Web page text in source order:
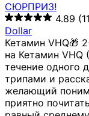
СЮРПРИЗ!
4.89
Dollar
Кетамин VHQ🎁
на Кетамин VHQ
течение одного
трипами и
желающий
приятно